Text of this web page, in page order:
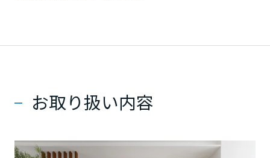
お取り扱い内容
富山県
新潟県